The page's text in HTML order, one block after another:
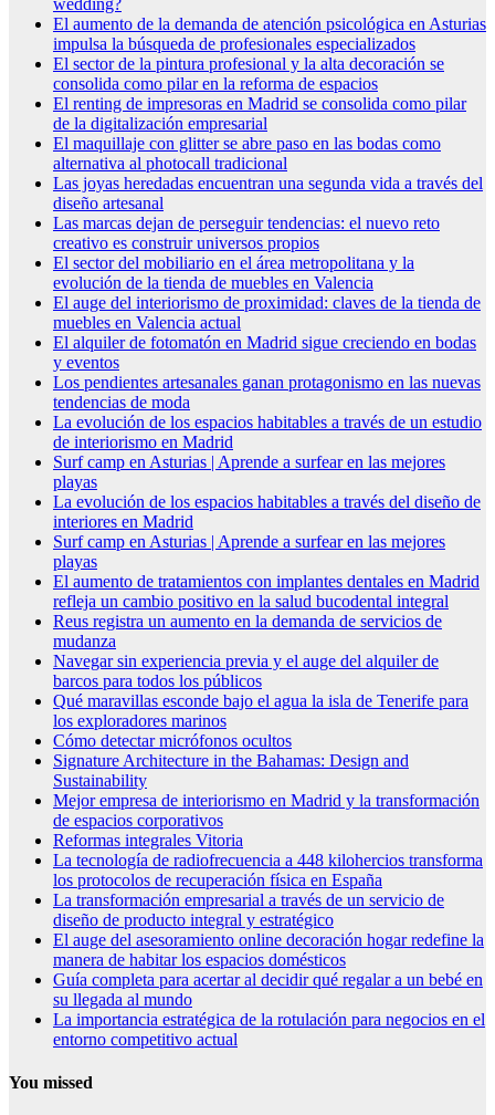
El aumento de la demanda de atención psicológica en Asturias
impulsa la búsqueda de profesionales especializados
El sector de la pintura profesional y la alta decoración se
consolida como pilar en la reforma de espacios
El renting de impresoras en Madrid se consolida como pilar
de la digitalización empresarial
El maquillaje con glitter se abre paso en las bodas como
alternativa al photocall tradicional
Las joyas heredadas encuentran una segunda vida a través del
diseño artesanal
Las marcas dejan de perseguir tendencias: el nuevo reto
creativo es construir universos propios
El sector del mobiliario en el área metropolitana y la
evolución de la tienda de muebles en Valencia
El auge del interiorismo de proximidad: claves de la tienda de
muebles en Valencia actual
El alquiler de fotomatón en Madrid sigue creciendo en bodas
y eventos
Los pendientes artesanales ganan protagonismo en las nuevas
tendencias de moda
La evolución de los espacios habitables a través de un estudio
de interiorismo en Madrid
Surf camp en Asturias | Aprende a surfear en las mejores
playas
La evolución de los espacios habitables a través del diseño de
interiores en Madrid
Surf camp en Asturias | Aprende a surfear en las mejores
playas
El aumento de tratamientos con implantes dentales en Madrid
refleja un cambio positivo en la salud bucodental integral
Reus registra un aumento en la demanda de servicios de
mudanza
Navegar sin experiencia previa y el auge del alquiler de
barcos para todos los públicos
Qué maravillas esconde bajo el agua la isla de Tenerife para
los exploradores marinos
Cómo detectar micrófonos ocultos
Signature Architecture in the Bahamas: Design and
Sustainability
Mejor empresa de interiorismo en Madrid y la transformación
de espacios corporativos
Reformas integrales Vitoria
La tecnología de radiofrecuencia a 448 kilohercios transforma
los protocolos de recuperación física en España
La transformación empresarial a través de un servicio de
diseño de producto integral y estratégico
El auge del asesoramiento online decoración hogar redefine la
manera de habitar los espacios domésticos
Guía completa para acertar al decidir qué regalar a un bebé en
su llegada al mundo
La importancia estratégica de la rotulación para negocios en el
entorno competitivo actual
You missed